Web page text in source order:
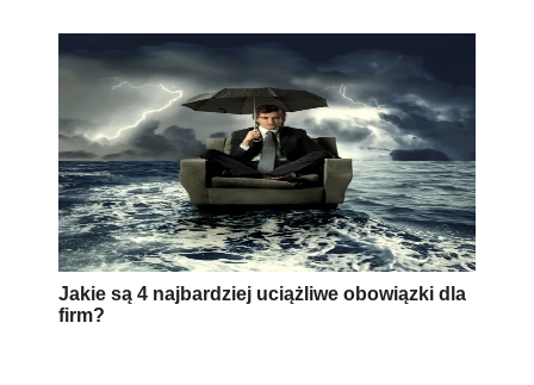
Jakie są 4 najbardziej uciążliwe obowiązki dla
firm?